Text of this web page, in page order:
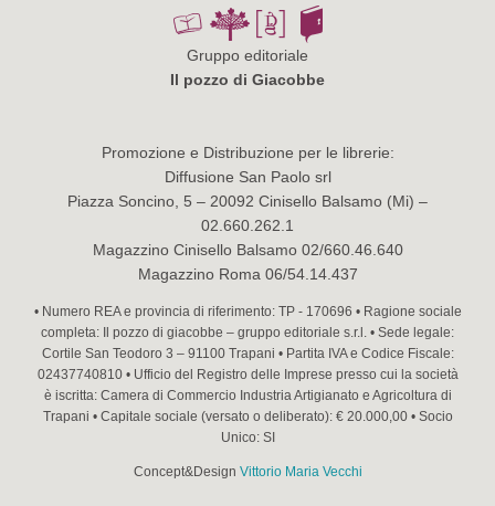
Gruppo editoriale
Il pozzo di Giacobbe
Promozione e Distribuzione per le librerie:
Diffusione San Paolo srl
Piazza Soncino, 5 – 20092 Cinisello Balsamo (Mi) –
02.660.262.1
Magazzino Cinisello Balsamo 02/660.46.640
Magazzino Roma 06/54.14.437
• Numero REA e provincia di riferimento: TP - 170696 • Ragione sociale
completa: Il pozzo di giacobbe – gruppo editoriale s.r.l. • Sede legale:
Cortile San Teodoro 3 – 91100 Trapani • Partita IVA e Codice Fiscale:
02437740810 • Ufficio del Registro delle Imprese presso cui la società
è iscritta: Camera di Commercio Industria Artigianato e Agricoltura di
Trapani • Capitale sociale (versato o deliberato): € 20.000,00 • Socio
Unico: SI
Concept&Design Vittorio Maria Vecchi